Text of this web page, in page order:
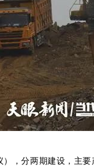
，分两期建设，主